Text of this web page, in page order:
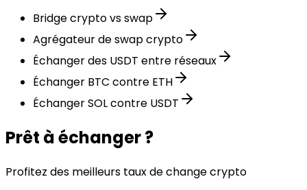
Bridge crypto vs swap
Agrégateur de swap crypto
Échanger des USDT entre réseaux
Échanger BTC contre ETH
Échanger SOL contre USDT
Prêt à échanger ?
Profitez des meilleurs taux de change crypto